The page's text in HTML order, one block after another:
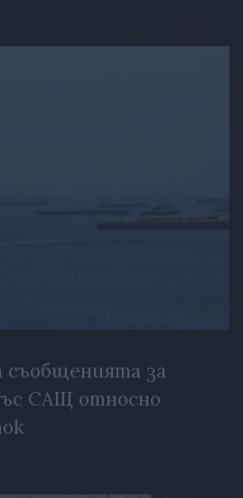
съобщенията за
САЩ относно